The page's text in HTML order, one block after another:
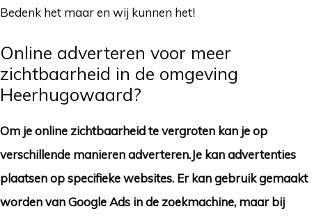
Bedenk het maar en wij kunnen het!
Online adverteren voor meer
zichtbaarheid in de omgeving
Heerhugowaard?
Om je online zichtbaarheid te vergroten kan je op
verschillende manieren adverteren.Je kan advertenties
plaatsen op specifieke websites. Er kan gebruik gemaakt
worden van Google Ads in de zoekmachine, maar bij